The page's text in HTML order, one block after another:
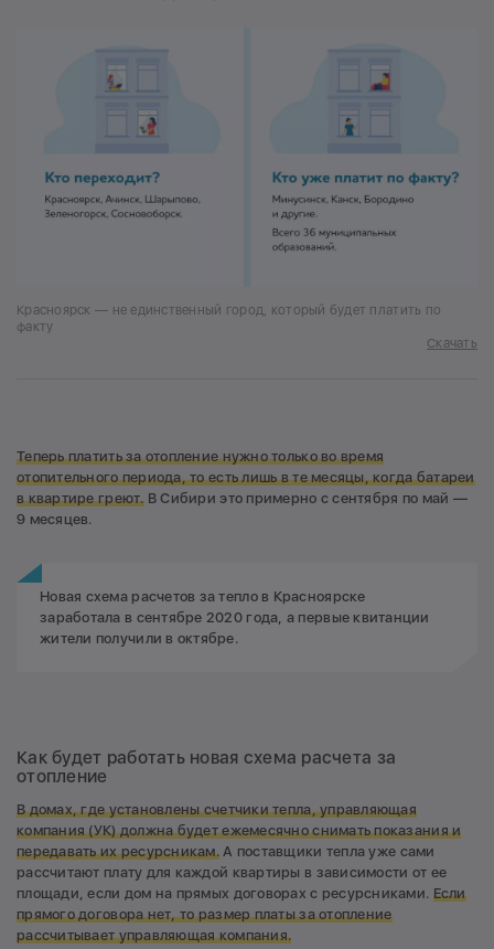
Красноярск — не единственный город, который будет платить по
факту
Скачать
Теперь платить за отопление нужно только во время
отопительного периода, то есть лишь в те месяцы, когда батареи
в квартире греют.В Сибири это примерно с сентября по май —
9 месяцев.
Новая схема расчетов за тепло в Красноярске
заработала в сентябре 2020 года, а первые квитанции
жители получили в октябре.
Как будет работать новая схема расчета за
отопление
В домах, где установлены счетчики тепла, управляющая
компания (УК) должна будет ежемесячно снимать показания и
передавать их ресурсникам. А поставщики тепла уже сами
рассчитают плату для каждой квартиры в зависимости от ее
площади, если дом на прямых договорах с ресурсниками. Если
прямого договора нет, то размер платы за отопление
рассчитывает управляющая компания.